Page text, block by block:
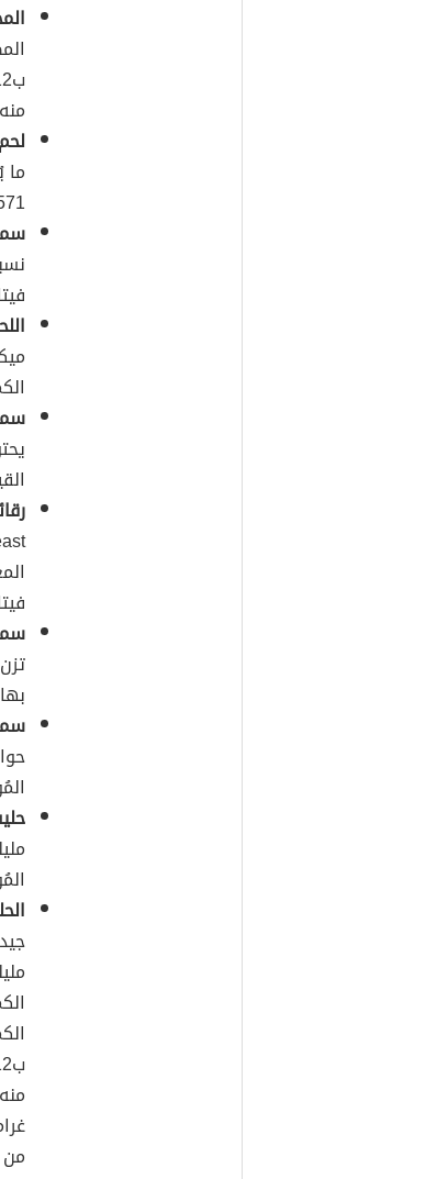
3571% من الكمية
القيمة
فيتامين